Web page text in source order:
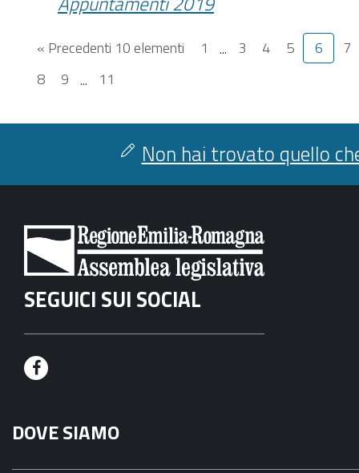
« Precedenti 10 elementi 1 ... 3 4 5 6
7
8
9 ... 11
Non hai trovato quello
SEGUICI SUI SOCIAL
F
c
e
DOVE SIAMO